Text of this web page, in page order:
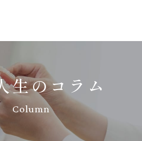
生のコラム
Column